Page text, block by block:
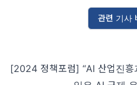
관련 기사
[2024 정책포럼] “AI 산업진흥